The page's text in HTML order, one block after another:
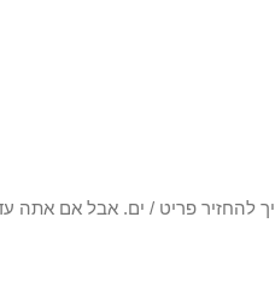
ואינך צריך להחזיר פריט / ים. אבל אם